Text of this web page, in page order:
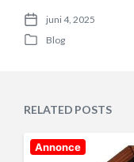
P
t
juni 4, 2025
P
d
Blog
RELATED POSTS
Annonce